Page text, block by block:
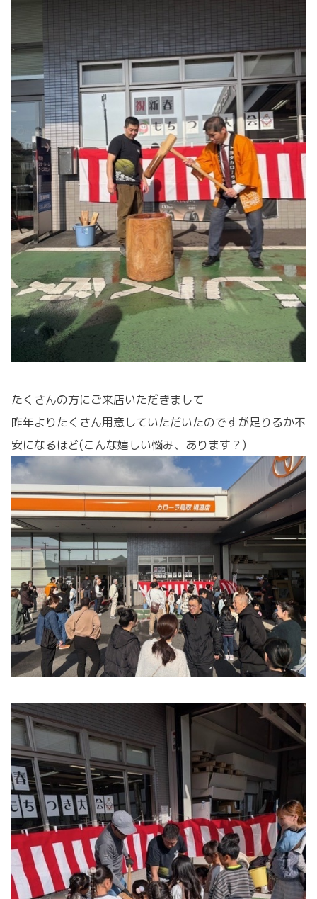
たくさんの方にご来店いただきまして
昨年よりたくさん用意していただいたのですが足りるか不
安になるほど(こんな嬉しい悩み、あります？)